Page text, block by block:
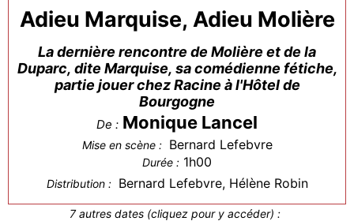
Adieu Marquise, Adieu Molière
La dernière rencontre de Molière et de la
Duparc, dite Marquise, sa comédienne fétiche,
partie jouer chez Racine à l'Hôtel de
Bourgogne
De : Monique Lancel
Mise en scène : Bernard Lefebvre
Durée : 1h00
Distribution : Bernard Lefebvre, Hélène Robin
7 autres dates (cliquez pour y accéder) :